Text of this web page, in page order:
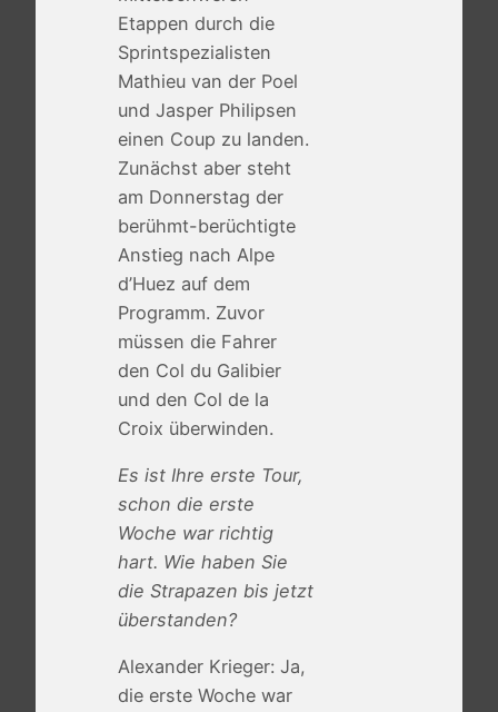
Etappen durch die
Sprintspezialisten
Mathieu van der Poel
und Jasper Philipsen
einen Coup zu landen.
Zunächst aber steht
am Donnerstag der
berühmt-berüchtigte
Anstieg nach Alpe
d’Huez auf dem
Programm. Zuvor
müssen die Fahrer
den Col du Galibier
und den Col de la
Croix überwinden.
Es ist Ihre erste Tour,
schon die erste
Woche war richtig
hart. Wie haben Sie
die Strapazen bis jetzt
überstanden?
Alexander Krieger: Ja,
die erste Woche war